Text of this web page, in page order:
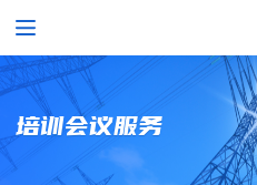
培训会议服务